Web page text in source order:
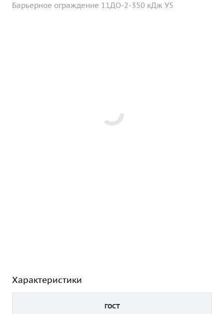
Барьерное ограждение 11ДО-2-350 кДж У5
Характеристики
ГОСТ